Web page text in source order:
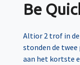
Be
Altior 2 trof in
stonden de
aan het kortste